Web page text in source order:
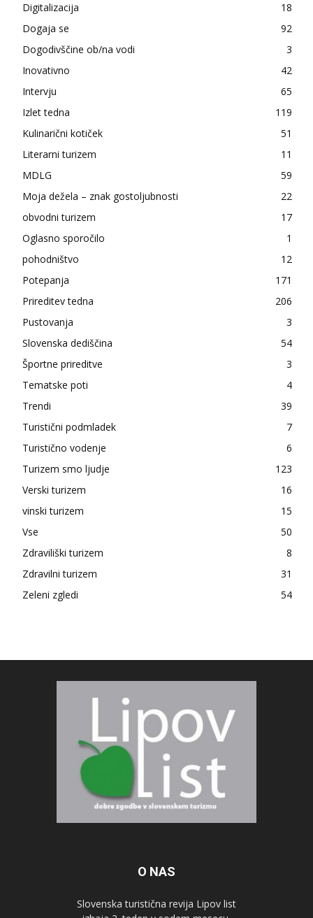
Digitalizacija
18
Dogaja se
92
Dogodivščine ob/na vodi
3
Inovativno
42
Intervju
65
Izlet tedna
119
Kulinarični kotiček
51
Literarni turizem
11
MDLG
59
Moja dežela – znak gostoljubnosti
22
obvodni turizem
17
Oglasno sporočilo
1
pohodništvo
12
Potepanja
171
Prireditev tedna
206
Pustovanja
3
Slovenska dediščina
54
Športne prireditve
3
Tematske poti
4
Trendi
39
Turistični podmladek
7
Turistično vodenje
6
Turizem smo ljudje
123
Verski turizem
16
vinski turizem
15
Vse
50
Zdraviliški turizem
8
Zdravilni turizem
31
Zeleni zgledi
54
O NAS
Slovenska turistična revija Lipov list